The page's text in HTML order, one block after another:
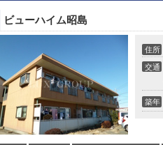
ビューハイム昭島
住所
交通
築年